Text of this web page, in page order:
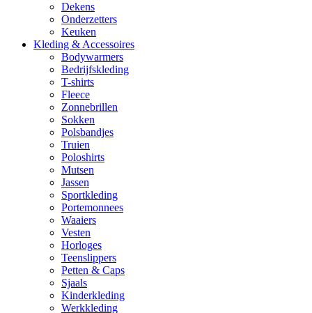
Dekens
Onderzetters
Keuken
Kleding & Accessoires
Bodywarmers
Bedrijfskleding
T-shirts
Fleece
Zonnebrillen
Sokken
Polsbandjes
Truien
Poloshirts
Mutsen
Jassen
Sportkleding
Portemonnees
Waaiers
Vesten
Horloges
Teenslippers
Petten & Caps
Sjaals
Kinderkleding
Werkkleding